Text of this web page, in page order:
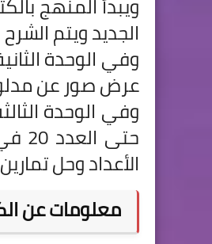
الجديد ويتم
عرض صور عن
الأعداد وحل
معلومات عن